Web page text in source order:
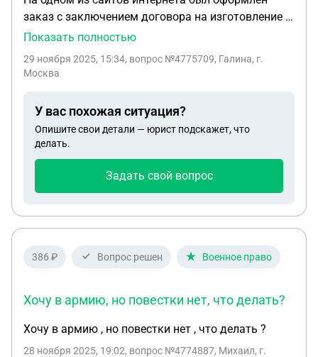
оспорить эту ситуацию?
заказ с заключением договора на изготовление и
установку бытовки на дачном участке, была
что составляет 40% от общей суммы. Бытовку не
установке факта мошенничества. Из милиции
перезвонили через неделю, попросили принести
из банка заверенную копию перевода денежных
придёт отказ на возбуждение уголовного дела, но
уголовное дело будет возбуждено. На сколько эта
время?
Показать полностью
29 ноября 2025, 15:34, вопрос №4775709, Галина, г.
Москва
У вас похожая ситуация?
Опишите свои детали — юрист подскажет, что
делать.
Задать свой вопрос
386 ₽ Вопрос решен Военное право
Хочу в армию, но повестки нет, что делать?
Хочу в армию , но повестки нет , что делать ?
28 ноября 2025, 19:02, вопрос №4774887, Михаил, г.